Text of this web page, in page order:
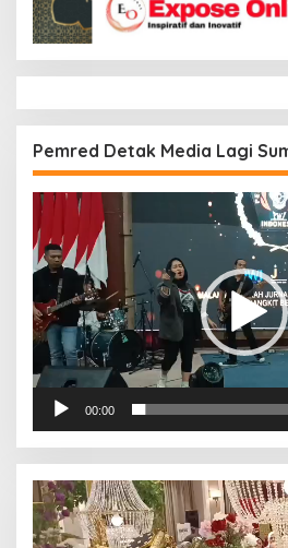
Pemred Detak Media Lagi
Pemutar
00:00
Pemutar
Video